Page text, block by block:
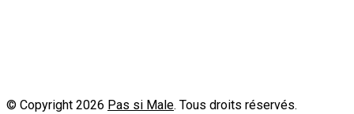
© Copyright 2026 Pas si Male. Tous droits réservés.